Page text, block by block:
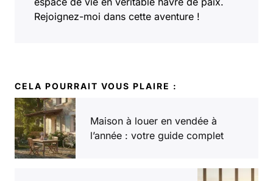
Rejoignez-moi dans cette aventure !
CELA POURRAIT VOUS PLAIRE :
Maison à louer en vendée à
l’année : votre guide complet